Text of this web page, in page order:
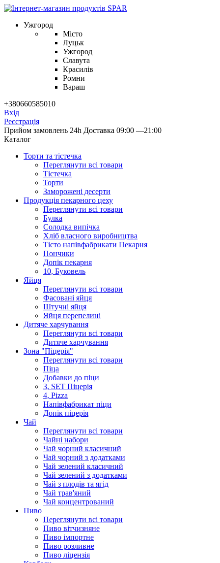
Ужгород
Місто
Луцьк
Ужгород
Славута
Красилів
Ромни
Вараш
+380660585010
Вхід
Реєстрація
Прийом замовлень 24h Доставка 09:00 —21:00
Каталог
Торти та тістечка
Переглянути всі товари
Тістечка
Торти
Заморожені десерти
Продукцiя пекарного цеху
Переглянути всі товари
Булка
Солодка випiчка
Хлiб власного виробництва
Тiсто напiвфабрикати Пекарня
Пончики
Допік пекарня
10, Буковель
Яйця
Переглянути всі товари
Фасовані яйця
Штучні яйця
Яйця перепелині
Дитяче харчування
Переглянути всі товари
Дитяче харчування
Зона "Піцерія"
Переглянути всі товари
Піца
Добавки до піци
3, SET Піцерія
4, Pizza
Напівфабрикат піци
Допік піцерія
Чай
Переглянути всі товари
Чайні набори
Чай чорний класичний
Чай чорний з додатками
Чай зелений класичний
Чай зелений з додатками
Чай з плодів та ягід
Чай трав'яний
Чай концентрований
Пиво
Переглянути всі товари
Пиво вітчизняне
Пиво імпортне
Пиво розливне
Пиво ліцензія